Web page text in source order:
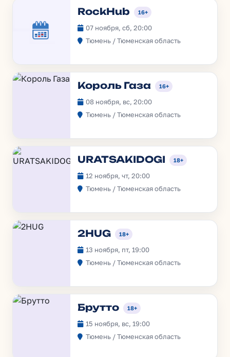
RockHub 16+
07 ноября, сб, 20:00
Тюмень / Тюменская область
Король Газа 16+
08 ноября, вс, 20:00
Тюмень / Тюменская область
URATSAKIDOGI 18+
12 ноября, чт, 20:00
Тюмень / Тюменская область
2HUG 18+
13 ноября, пт, 19:00
Тюмень / Тюменская область
Брутто 18+
15 ноября, вс, 19:00
Тюмень / Тюменская область